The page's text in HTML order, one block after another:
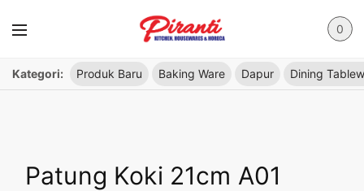
0
Kategori: Produk Baru Baking Ware Dapur Dining
Patung Koki 21cm A01